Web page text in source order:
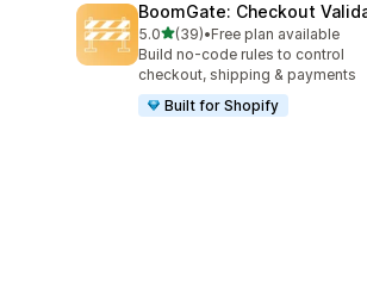
BoomGate: Checkout
5.05つ星中
(39)
合計レビュー数：39件
•Free plan available
Build no-code rules to control
checkout, shipping & payments
Built for Shopify